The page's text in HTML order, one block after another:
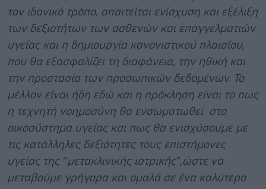
τον ιδανικό τρόπο, απαιτείται ενίσχυση και εξέλιξη
των δεξιοτήτων των ασθενών και επαγγελματιών
υγείας και η δημιουργία κανονιστικού πλαισίου,
που θα εξασφαλίζει τη διαφάνεια, την ηθική και
την προστασία των προσωπικών δεδομένων. Το
μέλλον είναι ήδη εδώ και η πρόκληση είναι το πως
η τεχνητή νοημοσύνη θα ενσωματωθεί στο
οικοσύστημα υγείας και πως θα ενισχύσουμε με
τις κατάλληλες δεξιότητες τους επιστήμονες
υγείας της ‘’μετακλινικής ιατρικής’’,ώστε να
μεταβούμε γρήγορα και ομαλά σε ένα καλύτερο